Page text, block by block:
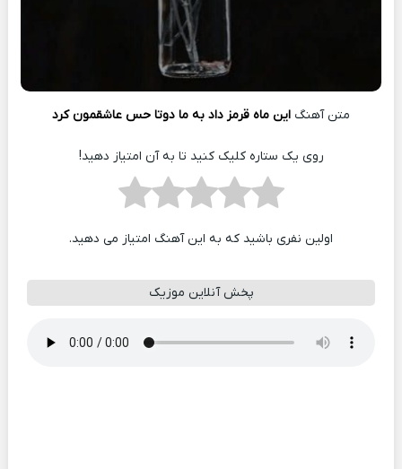
متن آهنگ این ماه قرمز داد به ما دوتا حس عاشقمون کرد
روی یک ستاره کلیک کنید تا به آن امتیاز دهید!
اولین نفری باشید که به این آهنگ امتیاز می دهید.
پخش آنلاین موزیک